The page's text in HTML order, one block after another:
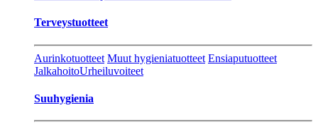
Terveystuotteet
Aurinkotuotteet Muut hygieniatuotteet Ensiaputuotteet
JalkahoitoUrheiluvoiteet
Suuhygienia